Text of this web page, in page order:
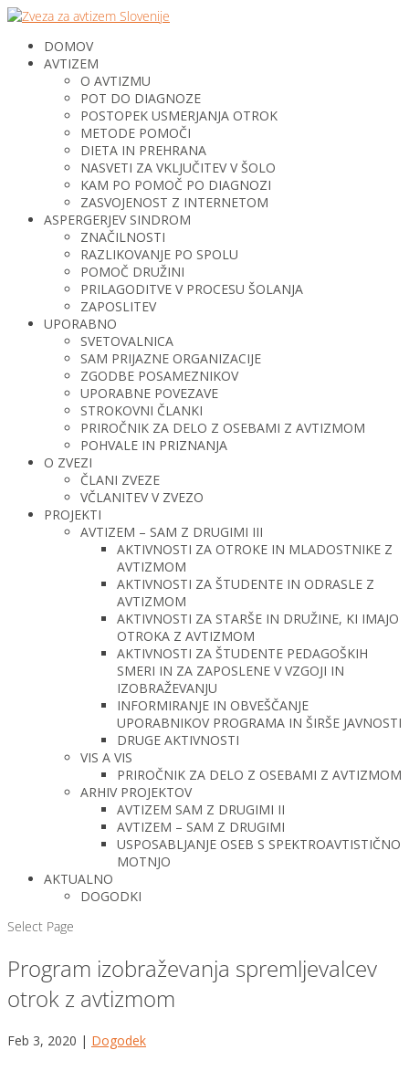
DOMOV
AVTIZEM
O AVTIZMU
POT DO DIAGNOZE
POSTOPEK USMERJANJA OTROK
METODE POMOČI
DIETA IN PREHRANA
NASVETI ZA VKLJUČITEV V ŠOLO
KAM PO POMOČ PO DIAGNOZI
ZASVOJENOST Z INTERNETOM
ASPERGERJEV SINDROM
ZNAČILNOSTI
RAZLIKOVANJE PO SPOLU
POMOČ DRUŽINI
PRILAGODITVE V PROCESU ŠOLANJA
ZAPOSLITEV
UPORABNO
SVETOVALNICA
SAM PRIJAZNE ORGANIZACIJE
ZGODBE POSAMEZNIKOV
UPORABNE POVEZAVE
STROKOVNI ČLANKI
PRIROČNIK ZA DELO Z OSEBAMI Z AVTIZMOM
POHVALE IN PRIZNANJA
O ZVEZI
ČLANI ZVEZE
VČLANITEV V ZVEZO
PROJEKTI
AVTIZEM – SAM Z DRUGIMI III
AKTIVNOSTI ZA OTROKE IN MLADOSTNIKE Z
AVTIZMOM
AKTIVNOSTI ZA ŠTUDENTE IN ODRASLE Z
AVTIZMOM
AKTIVNOSTI ZA STARŠE IN DRUŽINE, KI IMAJO
OTROKA Z AVTIZMOM
AKTIVNOSTI ZA ŠTUDENTE PEDAGOŠKIH
SMERI IN ZA ZAPOSLENE V VZGOJI IN
IZOBRAŽEVANJU
INFORMIRANJE IN OBVEŠČANJE
UPORABNIKOV PROGRAMA IN ŠIRŠE JAVNOSTI
DRUGE AKTIVNOSTI
VIS A VIS
PRIROČNIK ZA DELO Z OSEBAMI Z AVTIZMOM
ARHIV PROJEKTOV
AVTIZEM SAM Z DRUGIMI II
AVTIZEM – SAM Z DRUGIMI
USPOSABLJANJE OSEB S SPEKTROAVTISTIČNO
MOTNJO
AKTUALNO
DOGODKI
Select Page
Program izobraževanja spremljevalcev
otrok z avtizmom
Feb 3, 2020 | Dogodek